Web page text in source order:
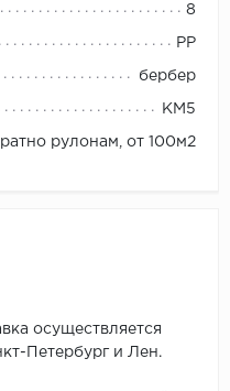
Primavera
SPC
8
PP
бербер
КМ5
рулонам, от 100м2
осуществляется
Петербург и Лен.